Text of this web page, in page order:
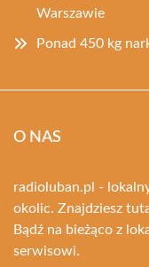
Warszawie
Ponad 450 kg
O NAS
radioluban.pl -
okolic. Znajdziesz
Bądź na bieżąco z
serwisowi.